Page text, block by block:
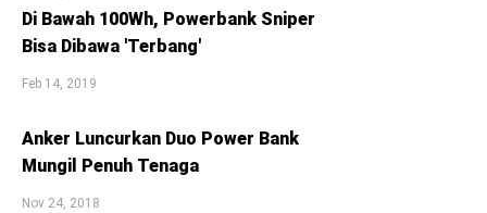
Di Bawah 100Wh, Powerbank Sniper
Bisa Dibawa 'Terbang'
Feb 14, 2019
Anker Luncurkan Duo Power Bank
Mungil Penuh Tenaga
Nov 24, 2018